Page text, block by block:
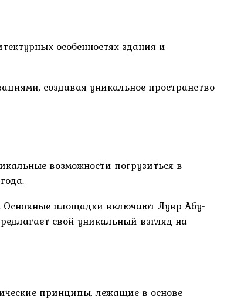
особенностях здания и
создавая уникальное пространство
возможности погрузиться в
Основные площадки включают Лувр Абу-
свой уникальный взгляд на
принципы, лежащие в основе